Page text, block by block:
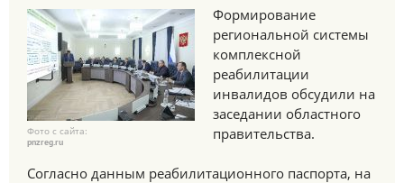
Фото с сайта:
pnzreg.ru
Формирование
региональной системы
комплексной
реабилитации
инвалидов обсудили на
заседании областного
правительства.
Согласно данным реабилитационного паспорта, на